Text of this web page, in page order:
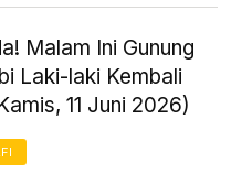
Malam Ini Gunung
Laki-laki Kembali
11 Juni 2026)